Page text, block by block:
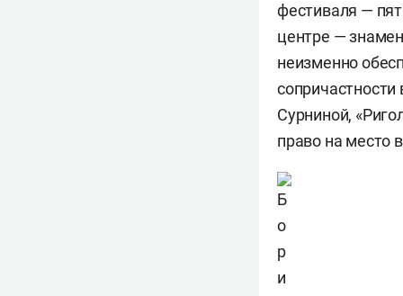
фестиваля —
центре —
неизменно
Сурниной,
право на место